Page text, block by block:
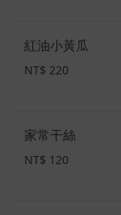
紅油小黃瓜
NT$ 220
家常干絲
NT$ 120